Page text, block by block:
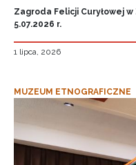
Zagroda Felicji Curyłowej
5.07.2026 r.
1 lipca, 2026
MUZEUM ETNOGRAFICZNE